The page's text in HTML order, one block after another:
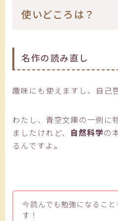
使いどころは？
名作の読み直し
趣味にも使えますし、自己
わたし、青空文庫の一例に
ましたけれど、 自然科学の
るんですよ。
今読んでも勉強になること
す！